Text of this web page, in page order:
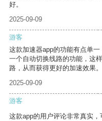
好。
2025-09-09
游客
这款加速器app的功能有点单
一个自动切换线路的功能，这
路，从而获得更好的加速效果。
2025-09-09
游客
这款app的用户评论非常真实，